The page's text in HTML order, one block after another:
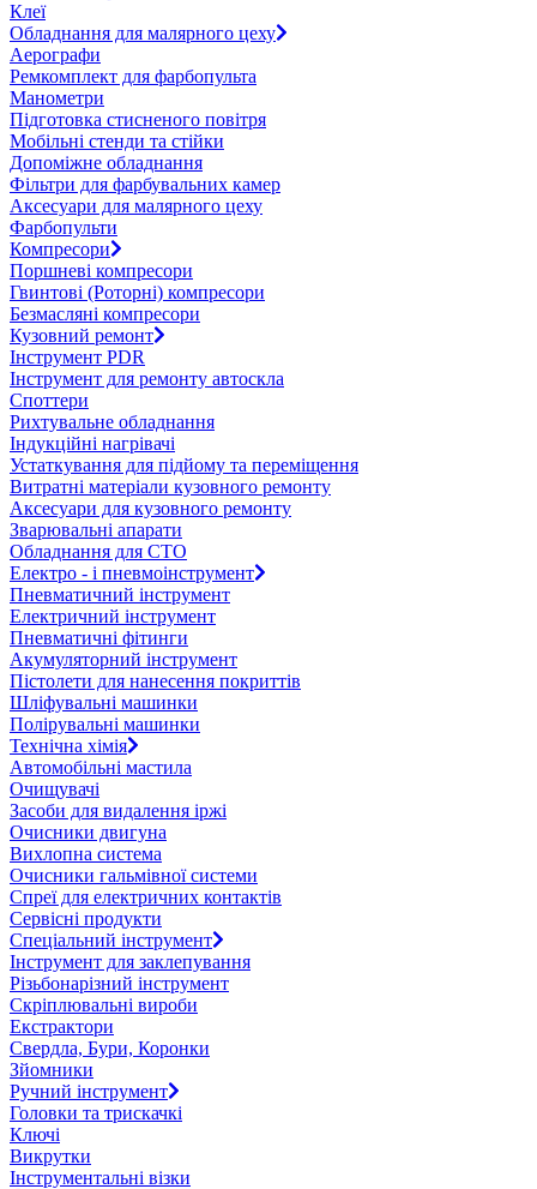
Клеї
Обладнання для малярного цеху
Аерографи
Ремкомплект для фарбопульта
Манометри
Підготовка стисненого повітря
Мобільні стенди та стійки
Допоміжне обладнання
Фільтри для фарбувальних камер
Аксесуари для малярного цеху
Фарбопульти
Компресори
Поршневі компресори
Гвинтові (Роторні) компресори
Безмасляні компресори
Кузовний ремонт
Інструмент PDR
Інструмент для ремонту автоскла
Споттери
Рихтувальне обладнання
Індукційні нагрівачі
Устаткування для підйому та переміщення
Витратні матеріали кузовного ремонту
Аксесуари для кузовного ремонту
Зварювальні апарати
Обладнання для СТО
Електро - і пневмоінструмент
Пневматичний інструмент
Електричний інструмент
Пневматичні фітинги
Акумуляторний інструмент
Пістолети для нанесення покриттів
Шліфувальні машинки
Полірувальні машинки
Технічна хімія
Автомобільні мастила
Очищувачі
Засоби для видалення іржі
Очисники двигуна
Вихлопна система
Очисники гальмівної системи
Спреї для електричних контактів
Сервісні продукти
Спеціальний інструмент
Інструмент для заклепування
Різьбонарізний інструмент
Скріплювальні вироби
Екстрактори
Свердла, Бури, Коронки
Зйомники
Ручний інструмент
Головки та трискачкі
Ключі
Викрутки
Інструментальні візки